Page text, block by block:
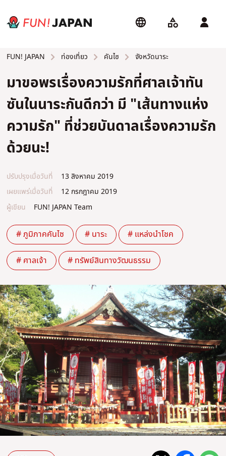
FUN! JAPAN ท่องเที่ยว คันไซ จังหวัดนาระ
มาขอพรเรื่องความรักที่ศาลเจ้าทัน
ซันในนาระกันดีกว่า มี "เส้นทางแห่ง
ความรัก" ที่ช่วยบันดาลเรื่องความรัก
ด้วยนะ!
ปรับปรุงเมื่อวันที่
13 สิงหาคม 2019
เผยแพร่เมื่อวันที่
12 กรกฎาคม 2019
ผู้เขียน
FUN! JAPAN Team
# ภูมิภาคคันไซ # นาระ # แหล่งนำโชค
# ศาลเจ้า # ทรัพย์สินทางวัฒนธรรม